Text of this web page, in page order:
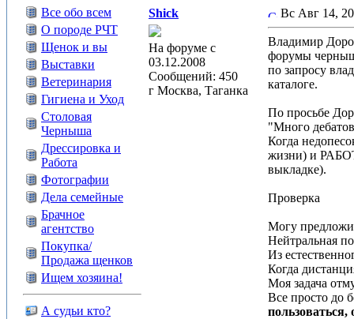
Все обо всем
О породе РЧТ
Щенок и вы
Выставки
Ветеринария
Гигиена и Уход
Столовая
Черныша
Дрессировка и
Работа
Фотографии
Дела семейные
Брачное
агентство
Покупка/
Продажа щенков
Ищем хозяина!
А судьи кто?
Shick
На форуме с
03.12.2008
Сообщений: 450
г Москва, Таганка
Вс Авг 14,
Владимир
форумы
по запросу
каталоге.
По просьбе
"Много
Когда
жизни) и
выкладке).
Проверка
Могу
Нейтральная
Из
Когда
Моя задача
Все просто до
пользоваться,